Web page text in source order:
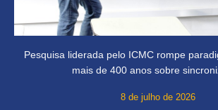
Pesquisa liderada pelo ICMC rompe
mais de 400 anos sobre
8 de julho de 2026